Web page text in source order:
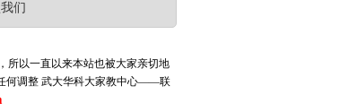
们
所以一直以来本站也被大家亲切地
何调整 武大华科大家教中心——联